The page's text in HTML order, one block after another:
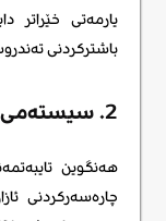
یارمەتی خێراتر
باشترکردنی
2. سیستەمی بەرگری لەش بەهێز دەکات:
هەنگوین
چارەسەرکردنی